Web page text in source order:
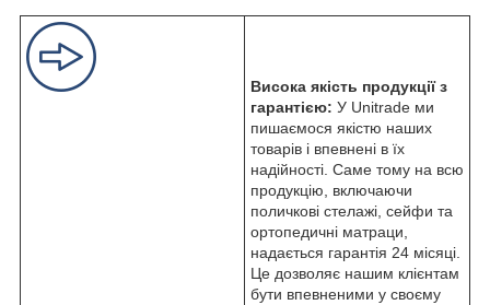
Висока якість продукції з
гарантією: У Unitrade ми
пишаємося якістю наших
товарів і впевнені в їх
надійності. Саме тому на всю
продукцію, включаючи
поличкові стелажі, сейфи та
ортопедичні матраци,
надається гарантія 24 місяці.
Це дозволяє нашим клієнтам
бути впевненими у своєму